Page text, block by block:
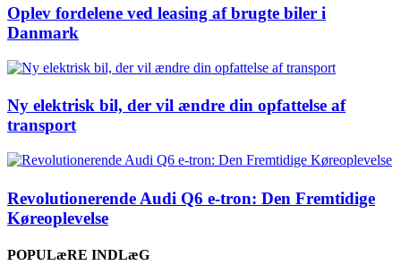
Oplev fordelene ved leasing af brugte biler i
Danmark
Ny elektrisk bil, der vil ændre din opfattelse af
transport
Revolutionerende Audi Q6 e-tron: Den Fremtidige
Køreoplevelse
POPULæRE INDLæG